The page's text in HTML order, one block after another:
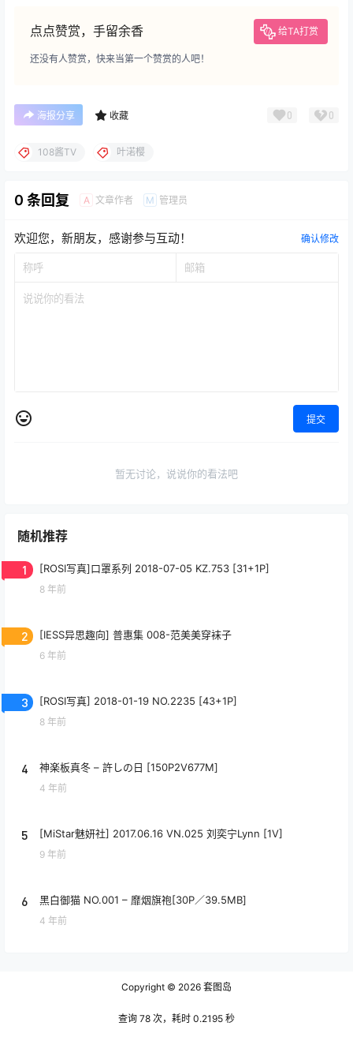
点点赞赏，手留余香 给TA打赏
还没有人赞赏，快来当第一个赞赏的人吧！
海报分享 收藏 0 0
108酱TV 叶渃樱
0 条回复 A 文章作者 M 管理员
欢迎您，新朋友，感谢参与互动！ 确认修改
提交
暂无讨论，说说你的看法吧
随机推荐
1 [ROSI写真]口罩系列 2018-07-05 KZ.753 [31+1P]
8 年前
2 [IESS异思趣向] 普惠集 008-范美美穿袜子
6 年前
3 [ROSI写真] 2018-01-19 NO.2235 [43+1P]
8 年前
4 神楽板真冬 – 許しの日 [150P2V677M]
4 年前
5 [MiStar魅妍社] 2017.06.16 VN.025 刘奕宁Lynn [1V]
9 年前
6 黑白御猫 NO.001 – 靡烟旗袍[30P／39.5MB]
4 年前
Copyright © 2026 套图岛
查询 78 次，耗时 0.2195 秒